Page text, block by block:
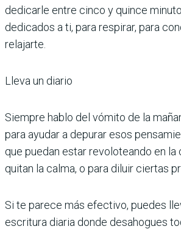
dedicarle entre cinco y quince
dedicados a ti, para respirar, para
relajarte.
Lleva un diario
Siempre hablo del vómito de la
para ayudar a depurar esos
que puedan estar revoloteando en la
quitan la calma, o para diluir ciertas
Si te parece más efectivo, puedes
escritura diaria donde desahogues